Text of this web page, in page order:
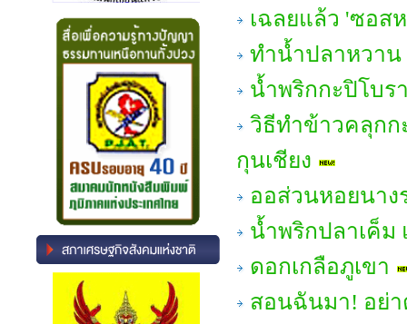
เฉลยแล้ว 'ซอส
ทำน้ำปลาหวาน
น้ำพริกกะปิโบร
วิธีทำข้าวคลุก
กุนเชียง
ออส่วนหอยนาง
น้ำพริกปลาเค็ม
ดอกเกลือภูเขา
สอนฉันมา! อย่า